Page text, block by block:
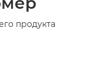
продукта